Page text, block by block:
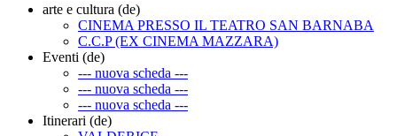
arte e cultura (de)
CINEMA PRESSO IL TEATRO SAN BARNABA
C.C.P (EX CINEMA MAZZARA)
Eventi (de)
--- nuova scheda ---
--- nuova scheda ---
--- nuova scheda ---
Itinerari (de)